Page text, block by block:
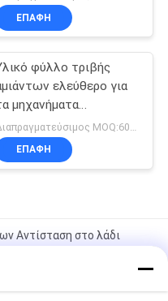
ΕΠΑΦΉ
φύλλο τριβής
ελεύθερο για
μηχανήματα
ΕΠΑΦΉ
Αντίσταση στο λάδι
βαρούλκων βαρούλκων